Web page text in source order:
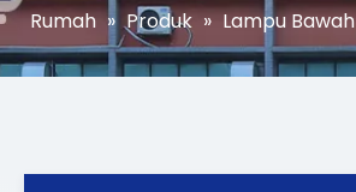
Rumah » Produk » Lampu Bawah